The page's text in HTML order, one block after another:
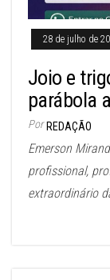
28 de julho de
Joio e
parábola
Por REDAÇÃO
Emerson
profissional,
extraordinário